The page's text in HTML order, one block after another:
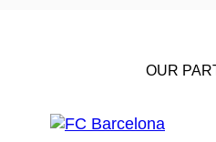
OUR